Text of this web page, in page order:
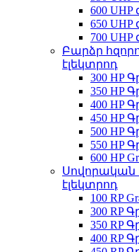
600
650
700
Բարձր
էլեկտրոդ
300 HP
350 HP
400 HP
450 HP
500 HP
550 HP
600 HP
Սովորական
էլեկտրոդ
100 RP
300 RP
350 RP
400 RP